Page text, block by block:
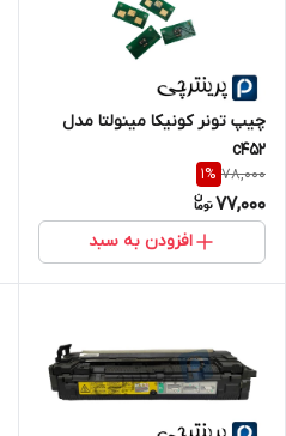
چیپ تونر کونیکا مینولتا مدل
c452
78,000
1%
77,000
افزودن به سبد